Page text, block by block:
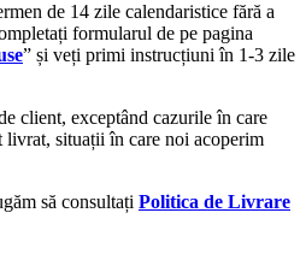
de 14 zile calendaristice fără a
formularul de pe pagina
” și veți primi instrucțiuni în 1-3 zile
client, exceptând cazurile în care
livrat, situații în care noi acoperim
să consultați Politica de Livrare